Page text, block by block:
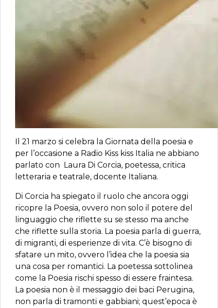
Il 21 marzo si celebra la Giornata della poesia e
per l’occasione a Radio Kiss kiss Italia ne abbiano
parlato con Laura Di Corcia, poetessa, critica
letteraria e teatrale, docente Italiana.
Di Corcia ha spiegato il ruolo che ancora oggi
ricopre la Poesia, ovvero non solo il potere del
linguaggio che riflette su se stesso ma anche
che riflette sulla storia. La poesia parla di guerra,
di migranti, di esperienze di vita. C’è bisogno di
sfatare un mito, ovvero l’idea che la poesia sia
una cosa per romantici. La poetessa sottolinea
come la Poesia rischi spesso di essere fraintesa.
La poesia non è il messaggio dei baci Perugina,
non parla di tramonti e gabbiani; quest’epoca è